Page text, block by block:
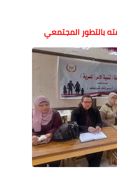
بالتطور المجتمعي